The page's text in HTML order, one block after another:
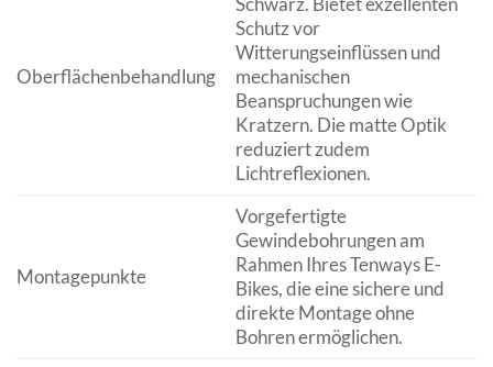
Oberflächenbehandlung
Schutz vor
Witterungseinflüssen und
mechanischen
Beanspruchungen wie
Kratzern. Die matte Optik
reduziert zudem
Lichtreflexionen.
Montagepunkte
Vorgefertigte
Gewindebohrungen am
Rahmen Ihres Tenways E-
Bikes, die eine sichere und
direkte Montage ohne
Bohren ermöglichen.